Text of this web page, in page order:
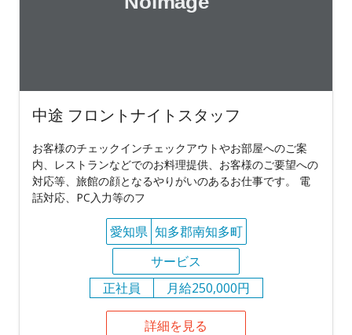
中途 フロントナイトスタッフ
お客様のチェックインチェックアウトやお部屋へのご案
内、レストランなどでのお料理提供、お客様のご要望への
対応等、旅館の顔となるやりがいのあるお仕事です。 電
話対応、PC入力等のフ
愛知県 知多郡南知多町
サービス
正社員
月給250,000円
詳細を見る